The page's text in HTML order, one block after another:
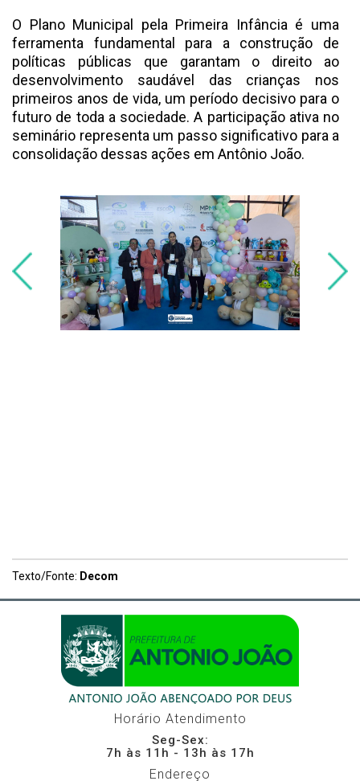
O Plano Municipal pela Primeira Infância é uma
ferramenta fundamental para a construção de
políticas públicas que garantam o direito ao
desenvolvimento saudável das crianças nos
primeiros anos de vida, um período decisivo para o
futuro de toda a sociedade. A participação ativa no
seminário representa um passo significativo para a
consolidação dessas ações em Antônio João.
Texto/Fonte: Decom
Horário Atendimento
Seg-Sex:
7h às 11h - 13h às 17h
Endereço